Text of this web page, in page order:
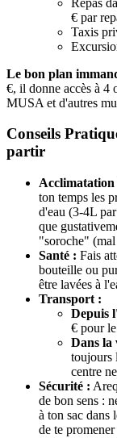
€ par
Taxis
Le bon plan
€, il donne accès à 4
MUSA et d'autres
Conseils
partir
ton temps les
d'eau (3-4L
que
"soroche"
Santé : Fais
bouteille ou
être lavées à
Transport :
Depuis
€ pour
Dans la
toujours
centre
Sécurité :
de bon sens :
à ton sac dans
de te